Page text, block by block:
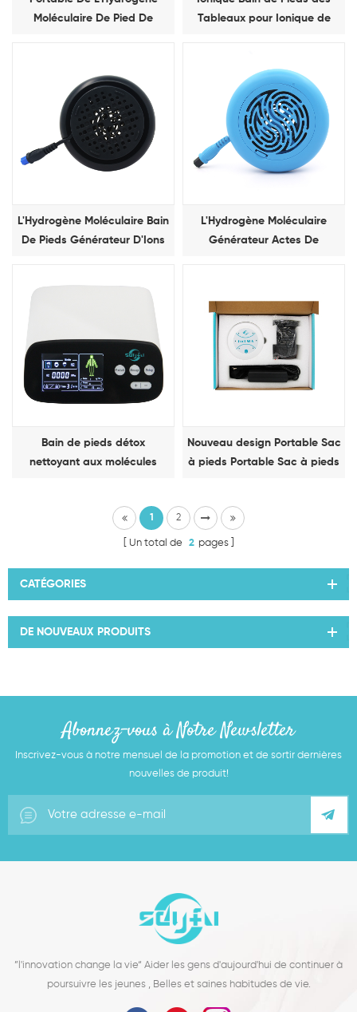
Moléculaire De Pied De
Tableaux pour Ionique de
L'Hydrogène Moléculaire Bain
De Pieds Générateur D'Ions
L'Hydrogène Moléculaire
Générateur Actes De
Bain de pieds détox
nettoyant aux molécules
Nouveau design Portable Sac
à pieds Portable Sac à pieds
1 2
Un total de 2 pages
CATÉGORIES
DE NOUVEAUX PRODUITS
Abonnez-vous à Notre Newsletter
Inscrivez-vous à notre mensuel de la promotion et de sortir dernières
nouvelles de produit!
”l'innovation change la vie“ Aider les gens d'aujourd'hui de continuer à
poursuivre les jeunes , Belles et saines habitudes de vie.